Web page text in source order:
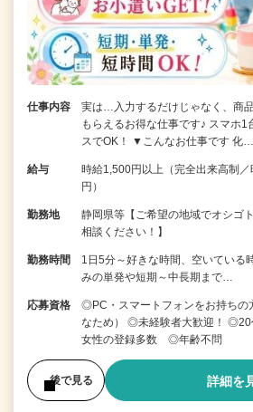
仕事内容
実は…入力するだけじゃなく、商
もらえるお得な仕事です♪ スマホ1
スでOK！ ▼こんなお仕事です 化…
給与
時給1,500円以上（完全出来高制
円）
勤務地
静岡県等【ご希望の地域でオシゴ
相談ください！】
勤務時間
1日5分～好きな時間、空いてい
みの単発や短期～中長期まで…
応募資格
◎PC・スマートフォンをお持ち
なため） ◎未経験者大歓迎！ ◎20
女性の登録多数 ◎年齢不問
後で見る 詳細を